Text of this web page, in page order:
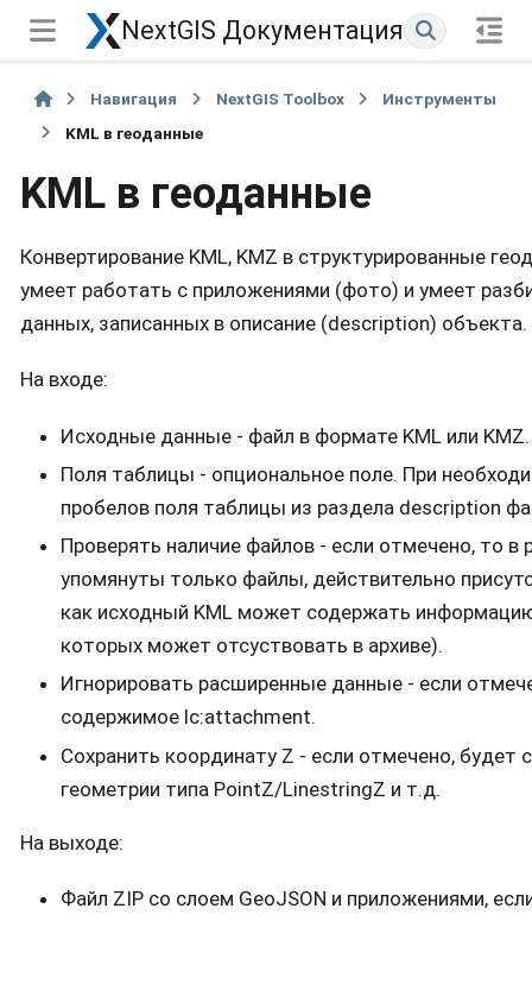
NextGIS Документация
Навигация NextGIS Toolbox
Инструменты
KML в геоданные
KML в геоданные
Конвертирование KML, KMZ в структурированные
умеет работать с приложениями (фото) и умеет
данных, записанных в описание (description) объекта.
На входе:
Исходные данные - файл в формате KML или KMZ.
Поля таблицы - опциональное поле. При
пробелов поля таблицы из раздела description
Проверять наличие файлов - если отмечено, то
упомянуты только файлы, действительно
как исходный KML может содержать
которых может отсуствовать в архиве).
Игнорировать расширенные данные - если
содержимое lc:attachment.
Сохранить координату Z - если отмечено, будет
геометрии типа PointZ/LinestringZ и т.д.
На выходе:
Файл ZIP со слоем GeoJSON и приложениями,